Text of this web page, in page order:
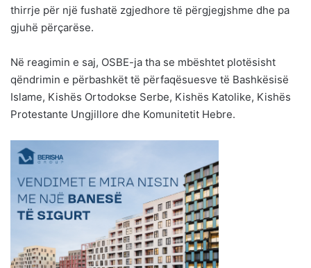
thirrje për një fushatë zgjedhore të përgjegjshme dhe pa
gjuhë përçarëse.
Në reagimin e saj, OSBE-ja tha se mbështet plotësisht
qëndrimin e përbashkët të përfaqësuesve të Bashkësisë
Islame, Kishës Ortodokse Serbe, Kishës Katolike, Kishës
Protestante Ungjillore dhe Komunitetit Hebre.